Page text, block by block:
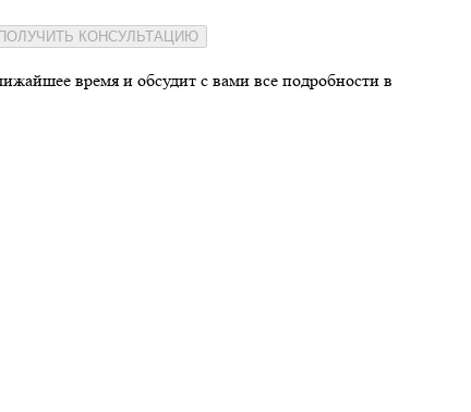
ПОЛУЧИТЬ КОНСУЛЬТАЦИЮ
время и обсудит с вами все подробности в